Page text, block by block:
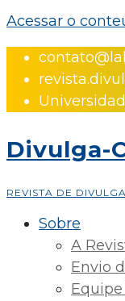
Acessar o
Skip
content
Divulga-
REVISTA DE
Sobre
A
Envio
Equipe